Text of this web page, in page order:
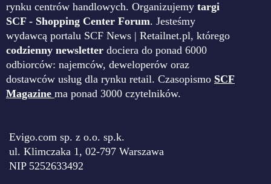
rynku centrów handlowych. Organizujemy targi
SCF - Shopping Center Forum. Jesteśmy
wydawcą portalu SCF News | Retailnet.pl, którego
codzienny newsletter dociera do ponad 6000
odbiorców: najemców, deweloperów oraz
dostawców usług dla rynku retail. Czasopismo SCF
Magazine ma ponad 3000 czytelników.
Evigo.com sp. z o.o. sp.k.
ul. Klimczaka 1, 02-797 Warszawa
NIP 5252633492